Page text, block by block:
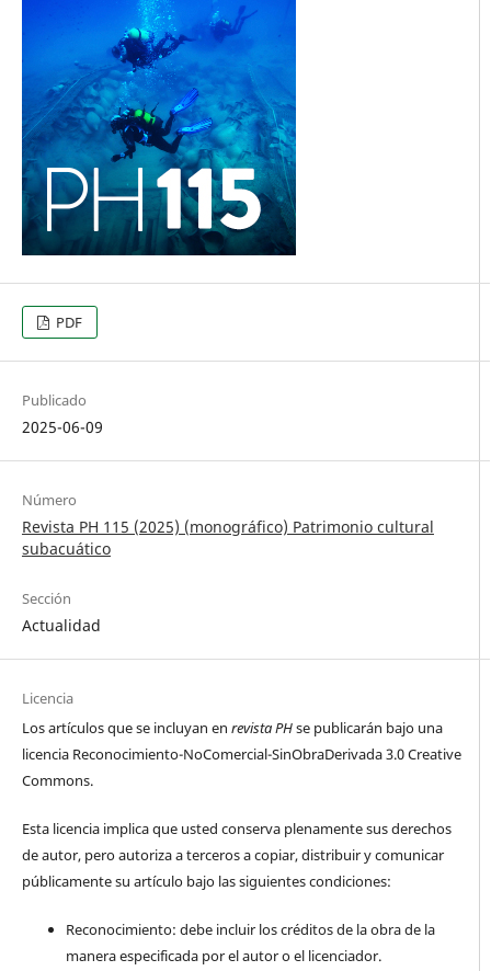
PDF
Publicado
2025-06-09
Número
Revista PH 115 (2025) (monográfico) Patrimonio cultural
subacuático
Sección
Actualidad
Licencia
Los artículos que se incluyan en revista PHse publicarán bajo una
licencia Reconocimiento-NoComercial-SinObraDerivada 3.0 Creative
Commons.
Esta licencia implica que usted conserva plenamente sus derechos
de autor, pero autoriza a terceros a copiar, distribuir y comunicar
públicamente su artículo bajo las siguientes condiciones:
Reconocimiento: debe incluir los créditos de la obra de la
manera especificada por el autor o el licenciador.